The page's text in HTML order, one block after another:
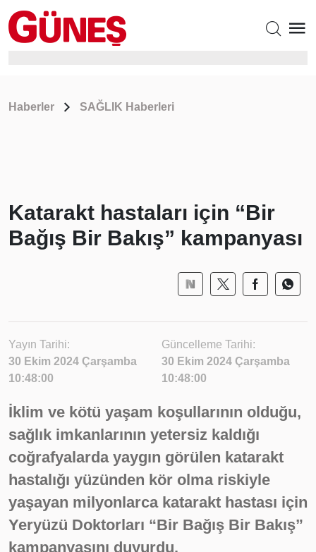
Haberler SAĞLIK Haberleri
Katarakt hastaları için “Bir
Bağış Bir Bakış” kampanyası
Yayın Tarihi:
30 Ekim 2024 Çarşamba
10:48:00
Güncelleme Tarihi:
30 Ekim 2024 Çarşamba
10:48:00
İklim ve kötü yaşam koşullarının olduğu,
sağlık imkanlarının yetersiz kaldığı
coğrafyalarda yaygın görülen katarakt
hastalığı yüzünden kör olma riskiyle
yaşayan milyonlarca katarakt hastası için
Yeryüzü Doktorları “Bir Bağış Bir Bakış”
kampanyasını duyurdu.